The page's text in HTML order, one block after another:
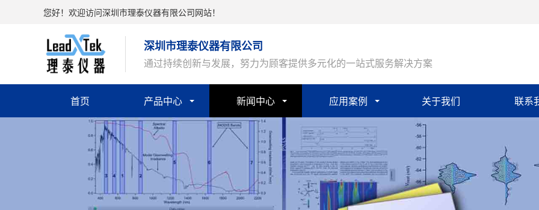
您好！欢迎访问深圳市理泰仪器有限公司网站！
深圳市理泰仪器有限公司
通过持续创新与发展，努力为顾客提供多元化的一站式服务解决方案
首页 产品中心 新闻中心 应用案例 关于我们 联系